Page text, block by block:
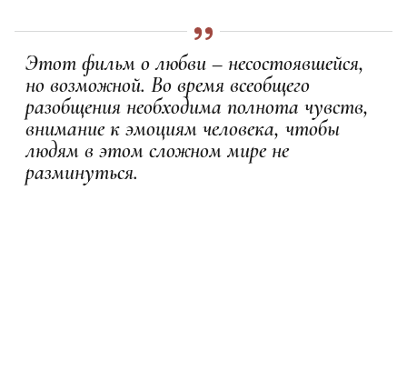
Этот фильм о любви – несостоявшейся,
но возможной. Во время всеобщего
разобщения необходима полнота чувств,
внимание к эмоциям человека, чтобы
людям в этом сложном мире не
разминуться.